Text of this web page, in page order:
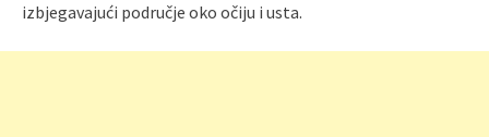
izbjegavajući područje oko očiju i usta.